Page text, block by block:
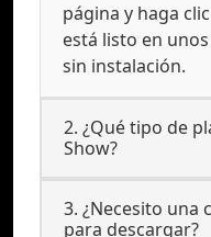
página y haga
está listo en
sin instalación.
2. ¿Qué tipo de
Show?
3. ¿Necesito una
para descargar?